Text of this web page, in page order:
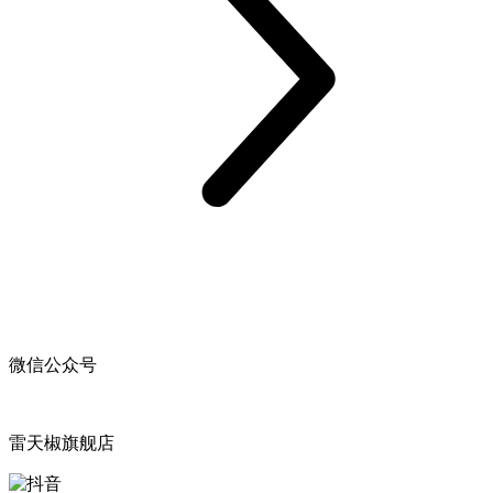
微信公众号
雷天椒旗舰店